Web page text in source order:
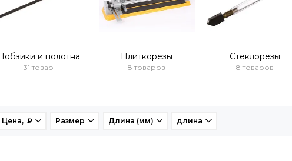
и полотна
31 товар
Плиткорезы
8 товаров
Стеклорезы
8 товаров
Цена, ₽ Размер Длина (мм) длина